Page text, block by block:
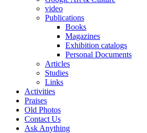
video
Publications
Books
Magazines
Exhibition catalogs
Personal Documents
Articles
Studies
Links
Activities
Praises
Old Photos
Contact Us
Ask Anything